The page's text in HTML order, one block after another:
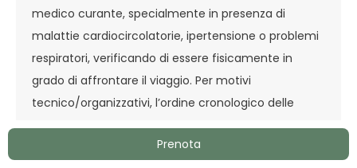
Prenota
medico curante, specialmente in presenza di
malattie cardiocircolatorie, ipertensione o problemi
respiratori, verificando di essere fisicamente in
grado di affrontare il viaggio. Per motivi
tecnico/organizzativi, l’ordine cronologico delle
visite previste durante il tour potrebbe essere
cambiato, senza che questo comporti alterazione